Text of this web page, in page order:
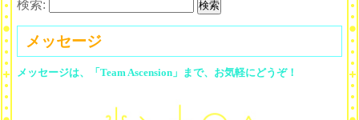
検索:
メッセージ
メッセージは、「Team Ascension」まで、お気軽にどうぞ！